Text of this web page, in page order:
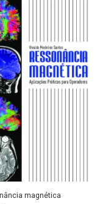
magnética